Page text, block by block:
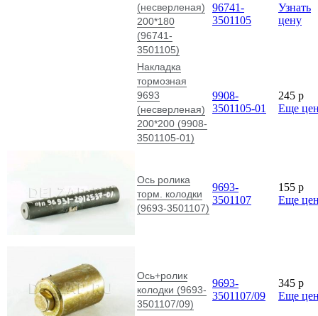
(несверленая)
200*180
(96741-
3501105)
96741-
3501105
Узнать
цену
Накладка
тормозная
9693
(несверленая)
200*200 (9908-
3501105-01)
9908-
3501105-01
245 p
Еще
Ось ролика
торм. колодки
(9693-3501107)
9693-
3501107
155 p
Еще
Ось+ролик
колодки (9693-
3501107/09)
9693-
3501107/09
345 p
Еще